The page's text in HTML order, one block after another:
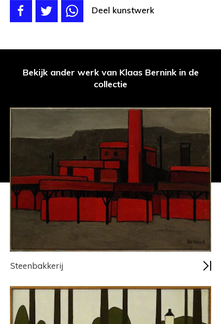
Deel kunstwerk
Bekijk ander werk van Klaas Bernink in de
collectie
Steenbakkerij